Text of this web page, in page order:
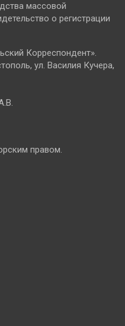
массовой
о регистрации
Корреспондент».
ул. Василия Кучера,
правом.